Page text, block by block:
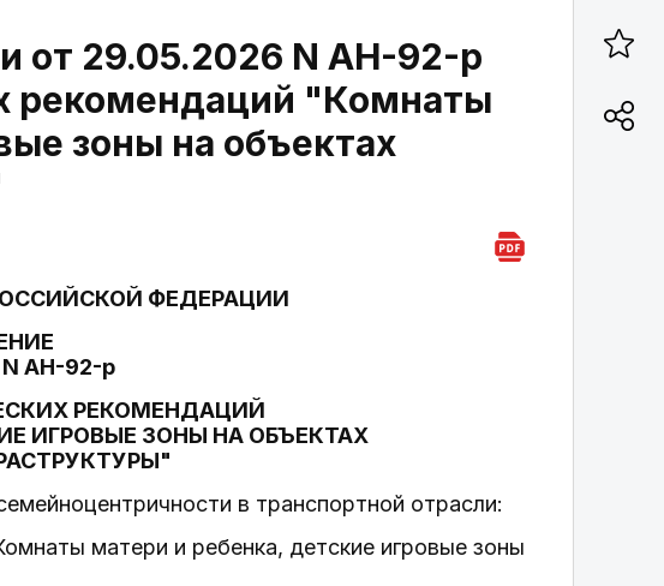
от 29.05.2026 N АН-92-р
рекомендаций "Комнаты
зоны на объектах
ФЕДЕРАЦИИ
N АН-92-р
РЕКОМЕНДАЦИЙ
ИГРОВЫЕ ЗОНЫ НА ОБЪЕКТАХ
в транспортной отрасли:
матери и ребенка, детские игровые зоны